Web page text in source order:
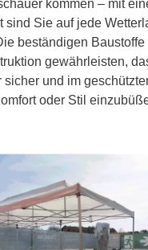
kommen – mit
sind Sie auf jede
beständigen Baustoffe
gewährleisten,
sicher und im
oder Stil